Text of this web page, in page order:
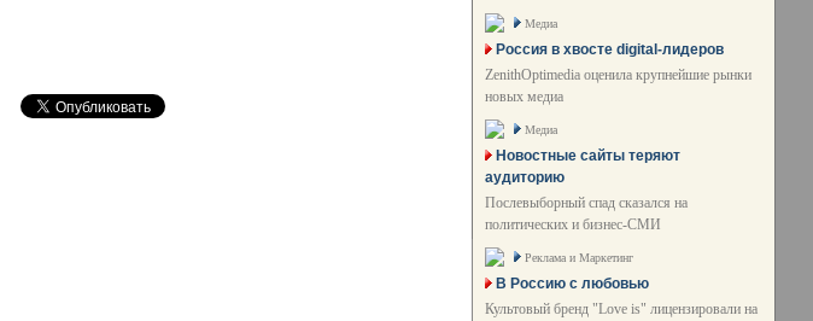
Медиа
Россия в хвосте digital-лидеров
ZenithOptimedia оценила крупнейшие рынки
новых медиа
Медиа
Новостные сайты теряют
аудиторию
Послевыборный спад сказался на
политических и бизнес-СМИ
Реклама и Маркетинг
В Россию с любовью
Культовый бренд "Love is" лицензировали на